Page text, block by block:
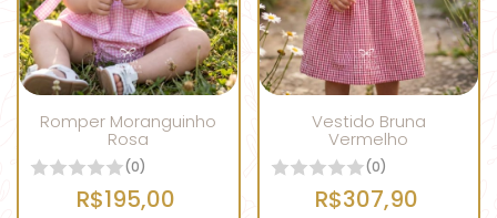
Romper Moranguinho
Rosa
(0)
R$195,00
Vestido Bruna
Vermelho
(0)
R$307,90